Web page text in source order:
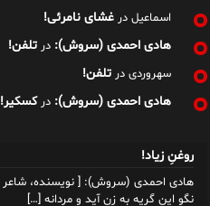
اسماعیل در غشای نامرئی!
هادی احمدی (سروش): در تلفن!
سهروردی در تلفن!
هادی احمدی (سروش): درکسکیر!
روغنِ زیاد!
نگو این گریه به زن آید و مردانه […]